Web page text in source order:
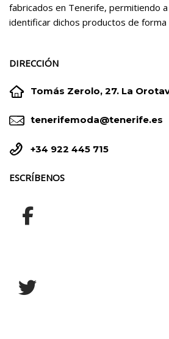
fabricados en Tenerife, permitiendo
identificar dichos productos de forma
DIRECCIÓN

 Tomás Zerolo, 27. La

 tenerifemoda@tenerife.es

 +34 922 445 715
ESCRÍBENOS